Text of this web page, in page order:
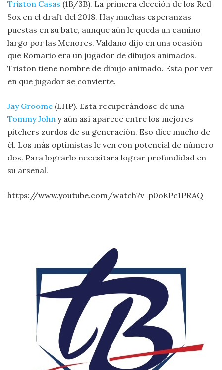
Triston Casas (1B/3B). La primera elección de los Red
Sox en el draft del 2018. Hay muchas esperanzas
puestas en su bate, aunque aún le queda un camino
largo por las Menores. Valdano dijo en una ocasión
que Romario era un jugador de dibujos animados.
Triston tiene nombre de dibujo animado. Esta por ver
en que jugador se convierte.
Jay Groome (LHP). Esta recuperándose de una
Tommy John y aún así aparece entre los mejores
pitchers zurdos de su generación. Eso dice mucho de
él. Los más optimistas le ven con potencial de número
dos. Para lograrlo necesitara lograr profundidad en
su arsenal.
https://www.youtube.com/watch?v=p0oKPc1PRAQ